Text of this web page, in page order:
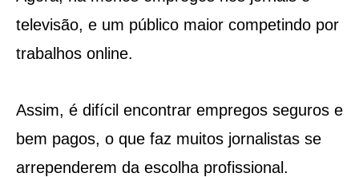
televisão, e um público maior competindo por
trabalhos online.
Assim, é difícil encontrar empregos seguros e
bem pagos, o que faz muitos jornalistas se
arrependerem da escolha profissional.